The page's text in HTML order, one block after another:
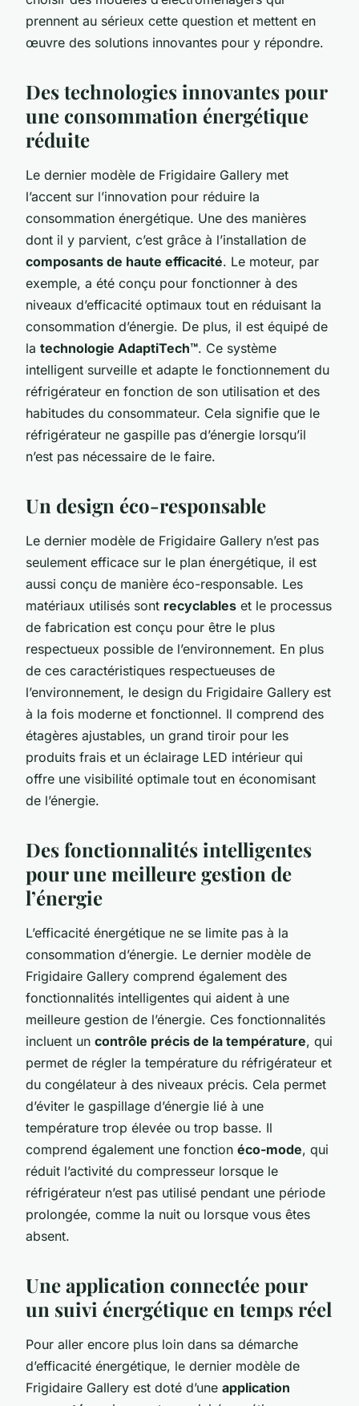
prennent au sérieux cette question et mettent en
œuvre des solutions innovantes pour y répondre.
Des technologies innovantes pour
une consommation énergétique
réduite
Le dernier modèle de Frigidaire Gallery met
l’accent sur l’innovation pour réduire la
consommation énergétique. Une des manières
dont il y parvient, c’est grâce à l’installation de
composants de haute efficacité. Le moteur, par
exemple, a été conçu pour fonctionner à des
niveaux d’efficacité optimaux tout en réduisant la
consommation d’énergie. De plus, il est équipé de
la technologie AdaptiTech™. Ce système
intelligent surveille et adapte le fonctionnement du
réfrigérateur en fonction de son utilisation et des
habitudes du consommateur. Cela signifie que le
réfrigérateur ne gaspille pas d’énergie lorsqu’il
n’est pas nécessaire de le faire.
Un design éco-responsable
Le dernier modèle de Frigidaire Gallery n’est pas
seulement efficace sur le plan énergétique, il est
aussi conçu de manière éco-responsable. Les
matériaux utilisés sont recyclables et le processus
de fabrication est conçu pour être le plus
respectueux possible de l’environnement. En plus
de ces caractéristiques respectueuses de
l’environnement, le design du Frigidaire Gallery est
à la fois moderne et fonctionnel. Il comprend des
étagères ajustables, un grand tiroir pour les
produits frais et un éclairage LED intérieur qui
offre une visibilité optimale tout en économisant
de l’énergie.
Des fonctionnalités intelligentes
pour une meilleure gestion de
l’énergie
L’efficacité énergétique ne se limite pas à la
consommation d’énergie. Le dernier modèle de
Frigidaire Gallery comprend également des
fonctionnalités intelligentes qui aident à une
meilleure gestion de l’énergie. Ces fonctionnalités
incluent un contrôle précis de la température, qui
permet de régler la température du réfrigérateur et
du congélateur à des niveaux précis. Cela permet
d’éviter le gaspillage d’énergie lié à une
température trop élevée ou trop basse. Il
comprend également une fonction éco-mode, qui
réduit l’activité du compresseur lorsque le
réfrigérateur n’est pas utilisé pendant une période
prolongée, comme la nuit ou lorsque vous êtes
absent.
Une application connectée pour
un suivi énergétique en temps réel
Pour aller encore plus loin dans sa démarche
d’efficacité énergétique, le dernier modèle de
Frigidaire Gallery est doté d’une application